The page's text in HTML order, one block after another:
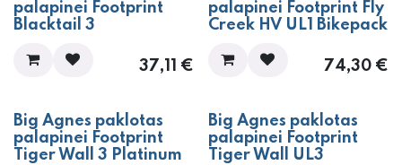
palapinei Footprint
Blacktail 3
37,11 €
palapinei Footprint Fly
Creek HV UL1 Bikepack
74,30€
Big Agnes paklotas
palapinei Footprint
Tiger Wall 3 Platinum
Big Agnes paklotas
palapinei Footprint
Tiger Wall UL3